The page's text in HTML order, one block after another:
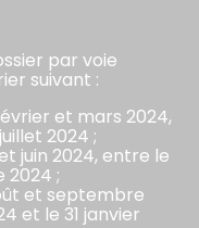
par voie
suivant :
et mars 2024,
2024 ;
juin 2024, entre le
2024 ;
et septembre
et le 31 janvier